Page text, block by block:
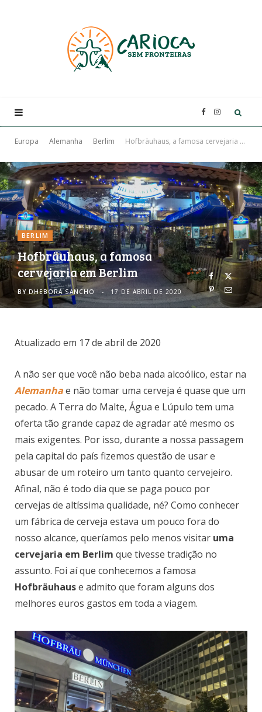
F
a
c
e
b
o
o
k
I
n
s
t
a
r
a
Europa Alemanha Berlim Hofbräuhaus, a famosa cervejaria em Berlim
BERLIM
Hofbräuhaus, a famosa
cervejaria em Berlim
BY DHEBORA SANCHO 17 DE ABRIL DE 2020
Atualizado em 17 de abril de 2020
A não ser que você não beba nada alcoólico, estar na
Alemanhae não tomar uma cerveja é quase que um
pecado. A Terra do Malte, Água e Lúpulo tem uma
oferta tão grande capaz de agradar até mesmo os
mais exigentes. Por isso, durante a nossa passagem
pela capital do país fizemos questão de usar e
abusar de um roteiro um tanto quanto cervejeiro.
Afinal, não é todo dia que se paga pouco por
cervejas de altíssima qualidade, né? Como conhecer
um fábrica de cerveja estava um pouco fora do
nosso alcance, queríamos pelo menos visitar uma
cervejaria em Berlim que tivesse tradição no
assunto. Foi aí que conhecemos a famosa
Hofbräuhause admito que foram alguns dos
melhores euros gastos em toda a viagem.